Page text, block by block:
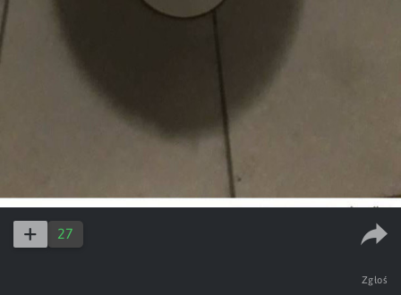
27
Zgłoś